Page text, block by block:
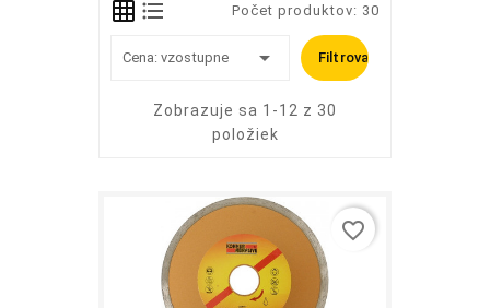
Počet produktov: 30
Cena: vzostupne  Filtrovať
Zobrazuje sa 1-12 z 30
položiek
favorite_border